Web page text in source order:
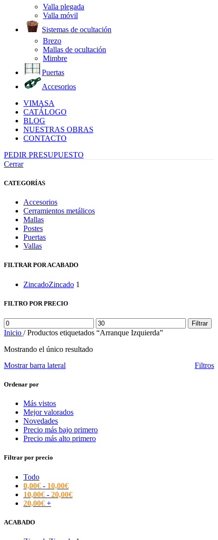
Valla plegada
Valla móvil
Sistemas de ocultación
Brezo
Mallas de ocultación
Mimbre
Puertas
Accesorios
VIMASA
CATÁLOGO
BLOG
NUESTRAS OBRAS
CONTACTO
PEDIR PRESUPUESTO
Cerrar
CATEGORÍAS
Accesorios
Cerramientos metálicos
Mallas
Postes
Puertas
Vallas
FILTRAR POR ACABADO
ZincadoZincado 1
FILTRO POR PRECIO
Precio
mínimo
Precio
máximo
Filtrar
Inicio / Productos etiquetados “Arranque Izquierda”
Mostrando el único resultado
Mostrar barra lateral
Filtros
Ordenar por
Más vistos
Mejor valorados
Novedades
Precio más bajo primero
Precio más alto primero
Filtrar por precio
Todo
0,00€ - 10,00€
10,00€ - 20,00€
20,00€ +
ACABADO